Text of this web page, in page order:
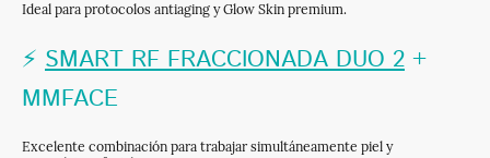
Ideal para protocolos antiaging y Glow Skin premium.
⚡ SMART RF FRACCIONADA DUO 2 +
MMFACE
Excelente combinación para trabajar simultáneamente piel y